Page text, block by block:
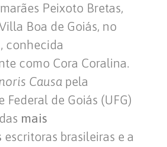
Peixoto Bretas,
Boa de Goiás, no
conhecida
como Cora Coralina.
Causa pela
Federal de Goiás (UFG)
mais
escritoras brasileiras e a